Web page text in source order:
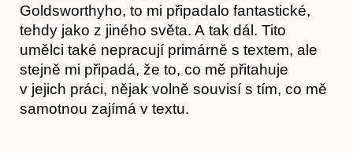
Časopis
Goldsworthyho, to mi připadalo fantastické,
tehdy jako z jiného světa. A tak dál. Tito
umělci také nepracují primárně s textem, ale
stejně mi připadá, že to, co mě přitahuje
v jejich práci, nějak volně souvisí s tím, co mě
samotnou zajímá v textu.